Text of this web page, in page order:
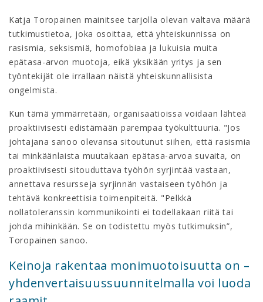
Katja Toropainen mainitsee tarjolla olevan valtava määrä
tutkimustietoa, joka osoittaa, että yhteiskunnissa on
rasismia, seksismiä, homofobiaa ja lukuisia muita
epätasa-arvon muotoja, eikä yksikään yritys ja sen
työntekijät ole irrallaan näistä yhteiskunnallisista
ongelmista.
Kun tämä ymmärretään, organisaatioissa voidaan lähteä
proaktiivisesti edistämään parempaa työkulttuuria. "Jos
johtajana sanoo olevansa sitoutunut siihen, että rasismia
tai minkäänlaista muutakaan epätasa-arvoa suvaita, on
proaktiivisesti sitouduttava työhön syrjintää vastaan,
annettava resursseja syrjinnän vastaiseen työhön ja
tehtävä konkreettisia toimenpiteitä. "Pelkkä
nollatoleranssin kommunikointi ei todellakaan riitä tai
johda mihinkään. Se on todistettu myös tutkimuksin”,
Toropainen sanoo.
Keinoja rakentaa monimuotoisuutta on –
yhdenvertaisuussuunnitelmalla voi luoda